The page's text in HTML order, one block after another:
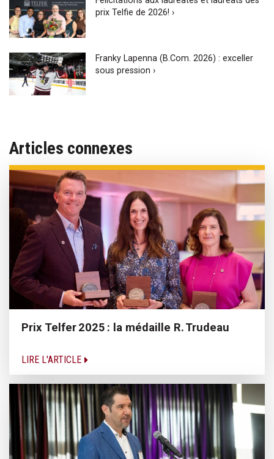
prix Telfie de 2026! ›
Franky Lapenna (B.Com. 2026) : exceller
sous pression ›
Articles connexes
Prix Telfer 2025 : la médaille R. Trudeau
LIRE L'ARTICLE